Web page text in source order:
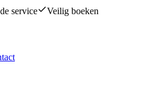
service
Veilig boeken